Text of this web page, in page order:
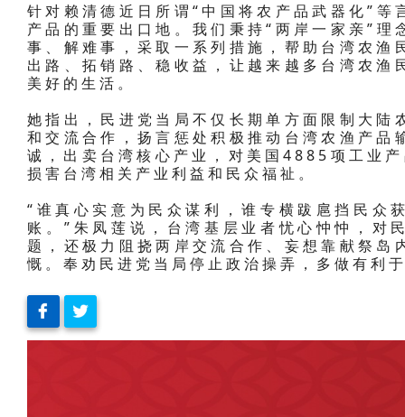
针对赖清德近日所谓“中国将农产品武器化”
产品的重要出口地。我们秉持“两岸一家亲”
事、解难事，采取一系列措施，帮助台湾农
出路、拓销路、稳收益，让越来越多台湾农
美好的生活。
她指出，民进党当局不仅长期单方面限制大
和交流合作，扬言惩处积极推动台湾农渔产
诚，出卖台湾核心产业，对美国4885项工业
损害台湾相关产业利益和民众福祉。
“谁真心实意为民众谋利，谁专横跋扈挡民众
账。”朱凤莲说，台湾基层业者忧心忡忡，对
题，还极力阻挠两岸交流合作、妄想靠献祭
慨。奉劝民进党当局停止政治操弄，多做有利